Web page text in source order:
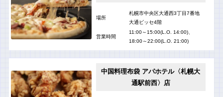
場所
札幌市中央区大通西3丁目7番地
大通ビッセ4階
営業時間
11:00～15:00(L.O. 14:00)、
18:00～22:00(L.O. 21:00)
中国料理布袋 アパホテル〈札幌大
通駅前西〉店